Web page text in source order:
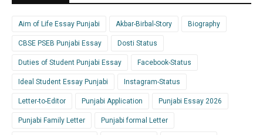
Aim of Life Essay Punjabi Akbar-Birbal-Story Biography
CBSE PSEB Punjabi Essay Dosti Status
Duties of Student Punjabi Essay Facebook-Status
Ideal Student Essay Punjabi Instagram-Status
Letter-to-Editor Punjabi Application Punjabi Essay 2026
Punjabi Family Letter Punjabi formal Letter